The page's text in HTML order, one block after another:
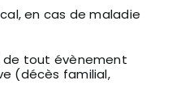
en cas de maladie
tout évènement
(décès familial,